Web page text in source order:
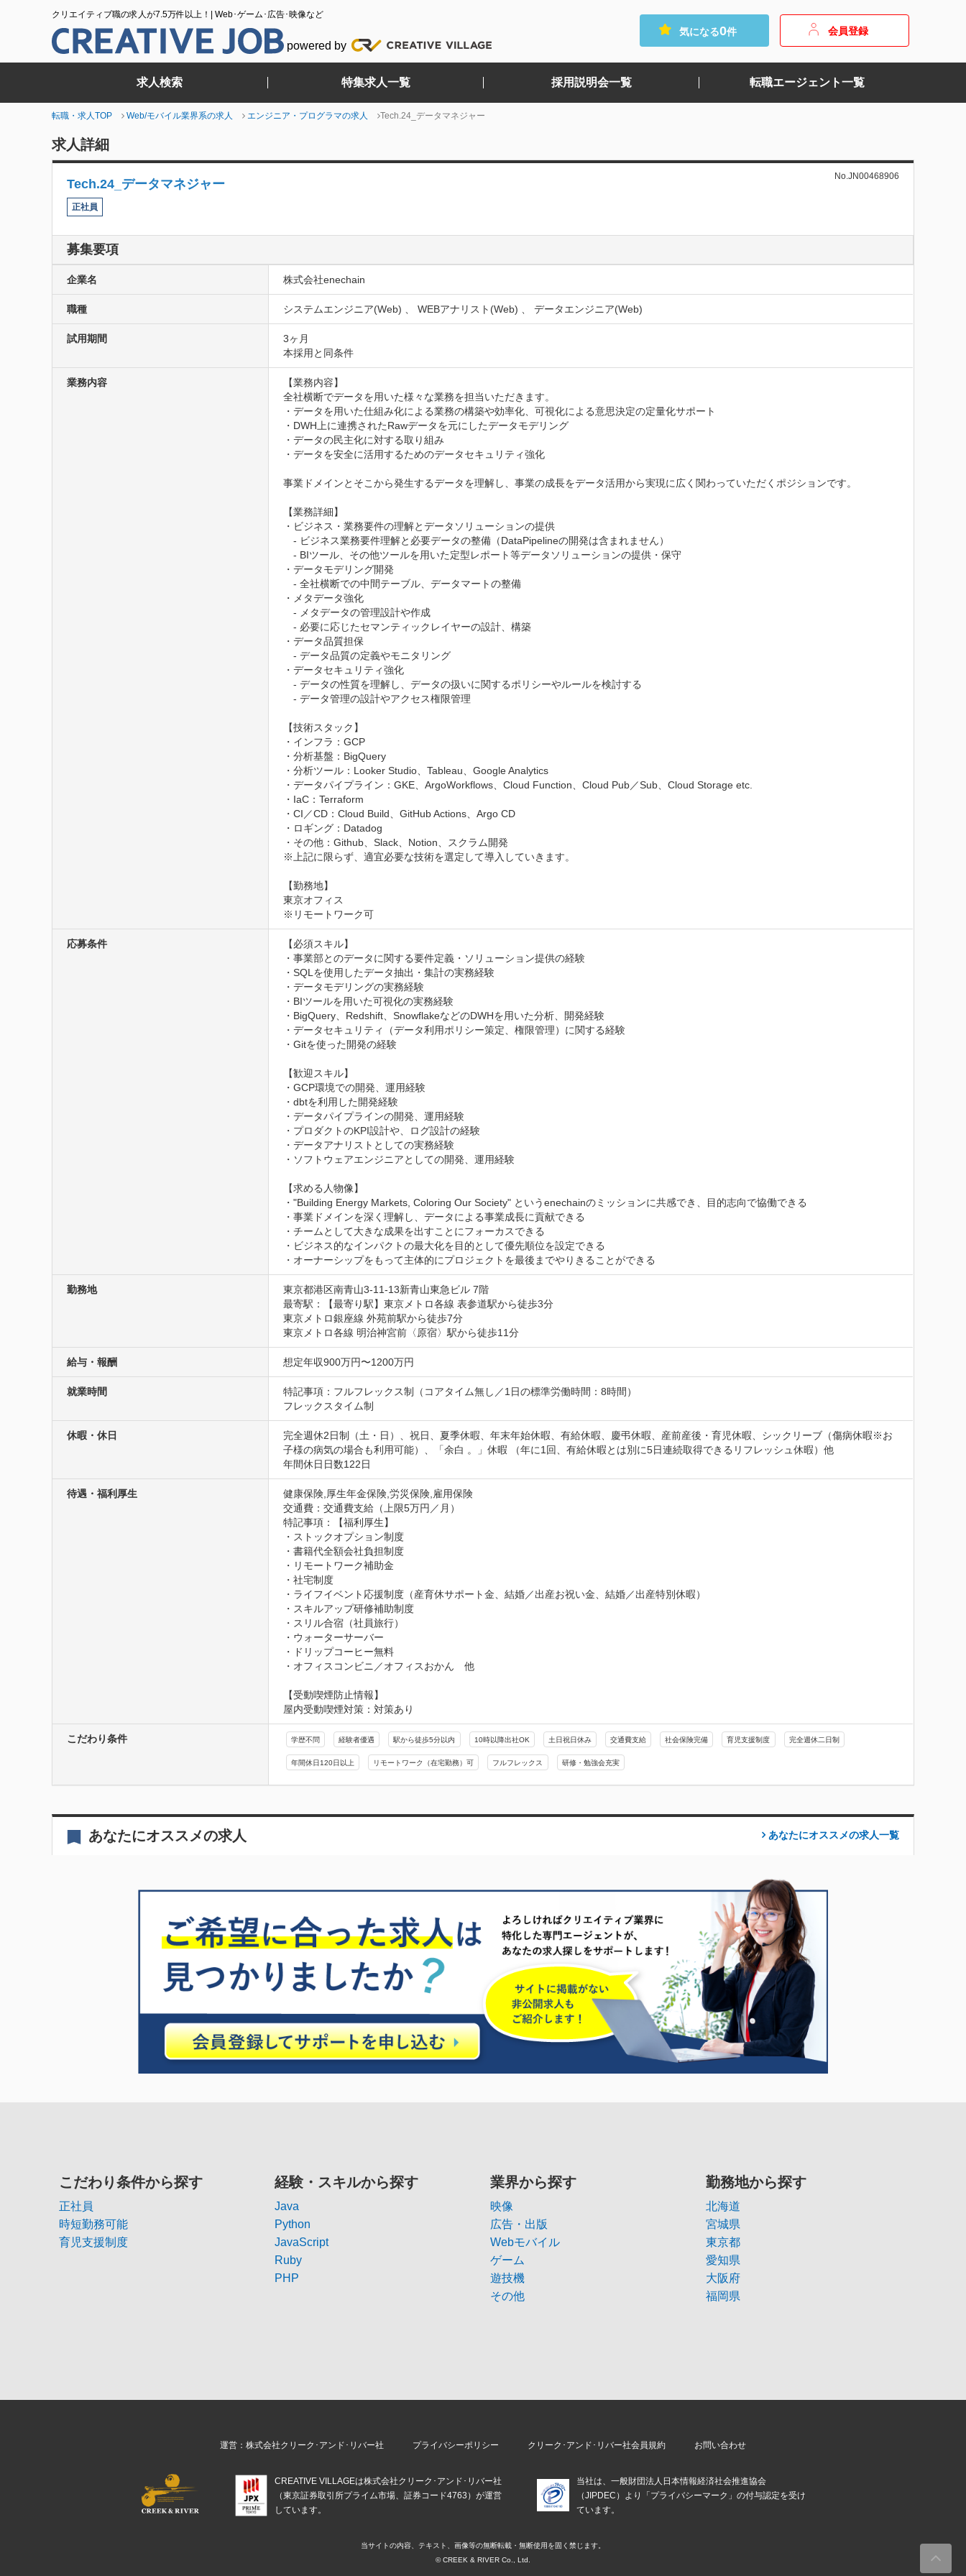
クリエイティブ職の求人が7.5万件以上！| Web･ゲーム･広告･映像など
powered by
気になる0件 会員登録
求人検索 特集求人一覧 採用説明会一覧 転職エージェント一覧
転職・求人TOP Web/モバイル業界系の求人 エンジニア・プログラマの求人 Tech.24_データマネジャー
求人詳細
Tech.24_データマネジャー
No.JN00468906
正社員
募集要項
企業名 株式会社enechain
職種 システムエンジニア(Web) 、 WEBアナリスト(Web) 、 データエンジニア(Web)
試用期間
3ヶ月
本採用と同条件
業務内容
【業務内容】
全社横断でデータを用いた様々な業務を担当いただきます。
・データを用いた仕組み化による業務の構築や効率化、可視化による意思決定の定量化サポート
・DWH上に連携されたRawデータを元にしたデータモデリング
・データの民主化に対する取り組み
・データを安全に活用するためのデータセキュリティ強化
事業ドメインとそこから発生するデータを理解し、事業の成長をデータ活用から実現に広く関わっていただくポジションです。
【業務詳細】
・ビジネス・業務要件の理解とデータソリューションの提供
- ビジネス業務要件理解と必要データの整備（DataPipelineの開発は含まれません）
- BIツール、その他ツールを用いた定型レポート等データソリューションの提供・保守
・データモデリング開発
- 全社横断での中間テーブル、データマートの整備
・メタデータ強化
- メタデータの管理設計や作成
- 必要に応じたセマンティックレイヤーの設計、構築
・データ品質担保
- データ品質の定義やモニタリング
・データセキュリティ強化
- データの性質を理解し、データの扱いに関するポリシーやルールを検討する
- データ管理の設計やアクセス権限管理
【技術スタック】
・インフラ：GCP
・分析基盤：BigQuery
・分析ツール：Looker Studio、Tableau、Google Analytics
・データパイプライン：GKE、ArgoWorkflows、Cloud Function、Cloud Pub／Sub、Cloud Storage etc.
・IaC：Terraform
・CI／CD：Cloud Build、GitHub Actions、Argo CD
・ロギング：Datadog
・その他：Github、Slack、Notion、スクラム開発
※上記に限らず、適宜必要な技術を選定して導入していきます。
【勤務地】
東京オフィス
※リモートワーク可
応募条件
【必須スキル】
・事業部とのデータに関する要件定義・ソリューション提供の経験
・SQLを使用したデータ抽出・集計の実務経験
・データモデリングの実務経験
・BIツールを用いた可視化の実務経験
・BigQuery、Redshift、SnowflakeなどのDWHを用いた分析、開発経験
・データセキュリティ（データ利用ポリシー策定、権限管理）に関する経験
・Gitを使った開発の経験
【歓迎スキル】
・GCP環境での開発、運用経験
・dbtを利用した開発経験
・データパイプラインの開発、運用経験
・プロダクトのKPI設計や、ログ設計の経験
・データアナリストとしての実務経験
・ソフトウェアエンジニアとしての開発、運用経験
【求める人物像】
・"Building Energy Markets, Coloring Our Society" というenechainのミッションに共感でき、目的志向で協働できる
・事業ドメインを深く理解し、データによる事業成長に貢献できる
・チームとして大きな成果を出すことにフォーカスできる
・ビジネス的なインパクトの最大化を目的として優先順位を設定できる
・オーナーシップをもって主体的にプロジェクトを最後までやりきることができる
勤務地
東京都港区南青山3-11-13新青山東急ビル 7階
最寄駅：【最寄り駅】東京メトロ各線 表参道駅から徒歩3分
東京メトロ銀座線 外苑前駅から徒歩7分
東京メトロ各線 明治神宮前〈原宿〉駅から徒歩11分
給与・報酬 想定年収900万円〜1200万円
就業時間
特記事項：フルフレックス制（コアタイム無し／1日の標準労働時間：8時間）
フレックスタイム制
休暇・休日
完全週休2日制（土・日）、祝日、夏季休暇、年末年始休暇、有給休暇、慶弔休暇、産前産後・育児休暇、シックリーブ（傷病休暇※お
子様の病気の場合も利用可能）、「余白 。」休暇 （年に1回、有給休暇とは別に5日連続取得できるリフレッシュ休暇）他
年間休日日数122日
待遇・福利厚生
健康保険,厚生年金保険,労災保険,雇用保険
交通費：交通費支給（上限5万円／月）
特記事項：【福利厚生】
・ストックオプション制度
・書籍代全額会社負担制度
・リモートワーク補助金
・社宅制度
・ライフイベント応援制度（産育休サポート金、結婚／出産お祝い金、結婚／出産特別休暇）
・スキルアップ研修補助制度
・スリル合宿（社員旅行）
・ウォーターサーバー
・ドリップコーヒー無料
・オフィスコンビニ／オフィスおかん　他
【受動喫煙防止情報】
屋内受動喫煙対策：対策あり
こだわり条件 学歴不問 経験者優遇 駅から徒歩5分以内 10時以降出社OK 土日祝日休み 交通費支給 社会保険完備 育児支援制度 完全週休二日制
年間休日120日以上 リモートワーク（在宅勤務）可 フルフレックス 研修・勉強会充実
あなたにオススメの求人 あなたにオススメの求人一覧
こだわり条件から探す
正社員
時短勤務可能
育児支援制度
経験・スキルから探す
Java
Python
JavaScript
Ruby
PHP
業界から探す
映像
広告・出版
Webモバイル
ゲーム
遊技機
その他
勤務地から探す
北海道
宮城県
東京都
愛知県
大阪府
福岡県
運営：株式会社クリーク･アンド･リバー社 プライバシーポリシー クリーク･アンド･リバー社会員規約 お問い合わせ
CREATIVE VILLAGEは株式会社クリーク･アンド･リバー社
（東京証券取引所プライム市場、証券コード4763）が運営
しています。
当社は、一般財団法人日本情報経済社会推進協会
（JIPDEC）より「プライバシーマーク」の付与認定を受け
ています。
当サイトの内容、テキスト、画像等の無断転載・無断使用を固く禁じます。
© CREEK & RIVER Co., Ltd.